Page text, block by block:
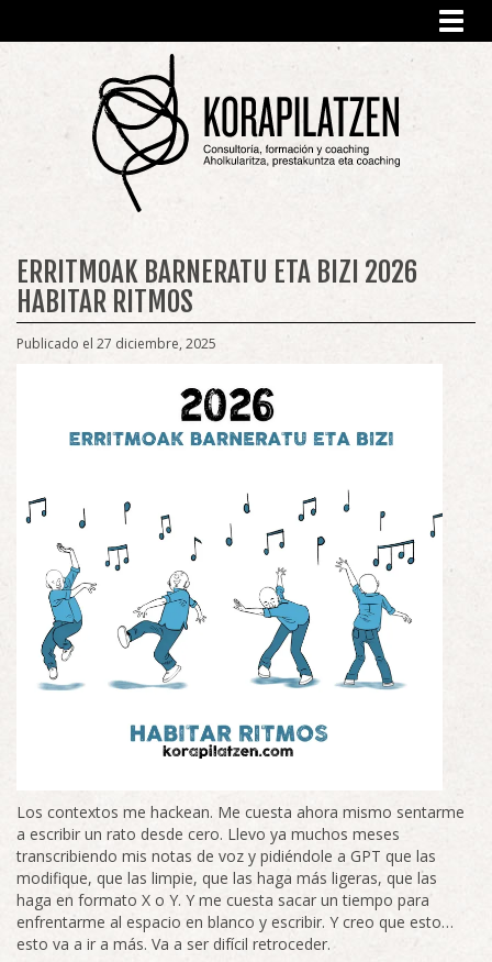
ERRITMOAK BARNERATU ETA BIZI 2026
HABITAR RITMOS
Publicado el 27 diciembre, 2025
Los contextos me hackean. Me cuesta ahora mismo sentarme
a escribir un rato desde cero. Llevo ya muchos meses
transcribiendo mis notas de voz y pidiéndole a GPT que las
modifique, que las limpie, que las haga más ligeras, que las
haga en formato X o Y. Y me cuesta sacar un tiempo para
enfrentarme al espacio en blanco y escribir. Y creo que esto…
esto va a ir a más. Va a ser difícil retroceder.